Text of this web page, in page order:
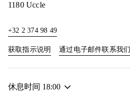
1180 Uccle
+32 2 374 98 49
获取指示说明 Link Opens in New Tab
通过电子邮件联系我们
休息时间 18:00